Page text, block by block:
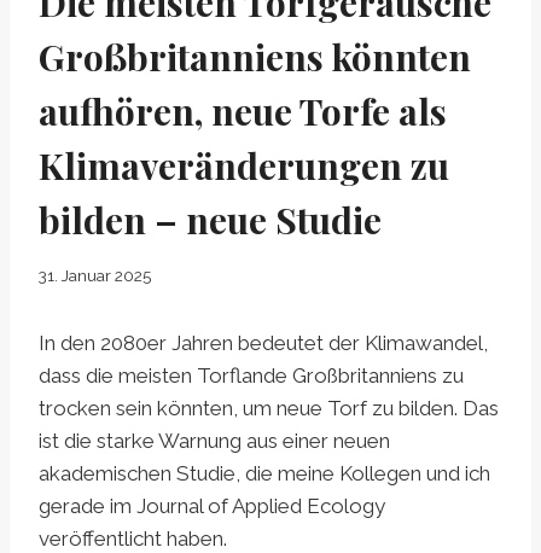
Großbritanniens könnten
aufhören, neue Torfe als
Klimaveränderungen zu
bilden – neue Studie
31. Januar 2025
In den 2080er Jahren bedeutet der Klimawandel,
dass die meisten Torflande Großbritanniens zu
trocken sein könnten, um neue Torf zu bilden. Das
ist die starke Warnung aus einer neuen
akademischen Studie, die meine Kollegen und ich
gerade im Journal of Applied Ecology
veröffentlicht haben.